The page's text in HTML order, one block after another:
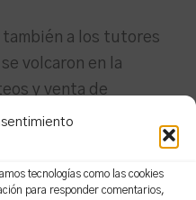
tecnologías como las cookies
para responder comentarios,
a los tutores
volcaron en la
y venta de
familias que habéis
ambas cestas y
apoyado
para que ambas